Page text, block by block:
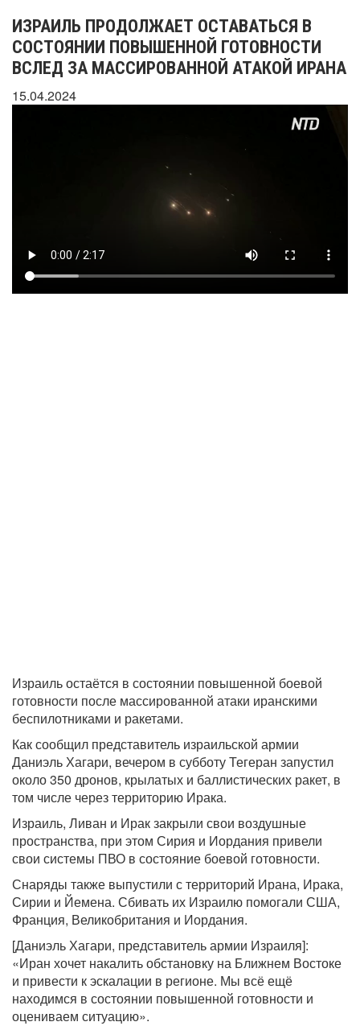
ИЗРАИЛЬ ПРОДОЛЖАЕТ ОСТАВАТЬСЯ В
СОСТОЯНИИ ПОВЫШЕННОЙ ГОТОВНОСТИ
ВСЛЕД ЗА МАССИРОВАННОЙ АТАКОЙ ИРАНА
15.04.2024
Израиль остаётся в состоянии повышенной боевой
готовности после массированной атаки иранскими
беспилотниками и ракетами.
Как сообщил представитель израильской армии
Даниэль Хагари, вечером в субботу Тегеран запустил
около 350 дронов, крылатых и баллистических ракет, в
том числе через территорию Ирака.
Израиль, Ливан и Ирак закрыли свои воздушные
пространства, при этом Сирия и Иордания привели
свои системы ПВО в состояние боевой готовности.
Снаряды также выпустили с территорий Ирана, Ирака,
Сирии и Йемена. Сбивать их Израилю помогали США,
Франция, Великобритания и Иордания.
[Даниэль Хагари, представитель армии Израиля]:
«Иран хочет накалить обстановку на Ближнем Востоке
и привести к эскалации в регионе. Мы всё ещё
находимся в состоянии повышенной готовности и
оцениваем ситуацию».